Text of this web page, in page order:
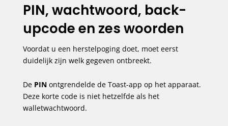
PIN, wachtwoord, back-
upcode en zes woorden
Voordat u een herstelpoging doet, moet eerst
duidelijk zijn welk gegeven ontbreekt.
De PINontgrendelde de Toast-app op het apparaat.
Deze korte code is niet hetzelfde als het
walletwachtwoord.